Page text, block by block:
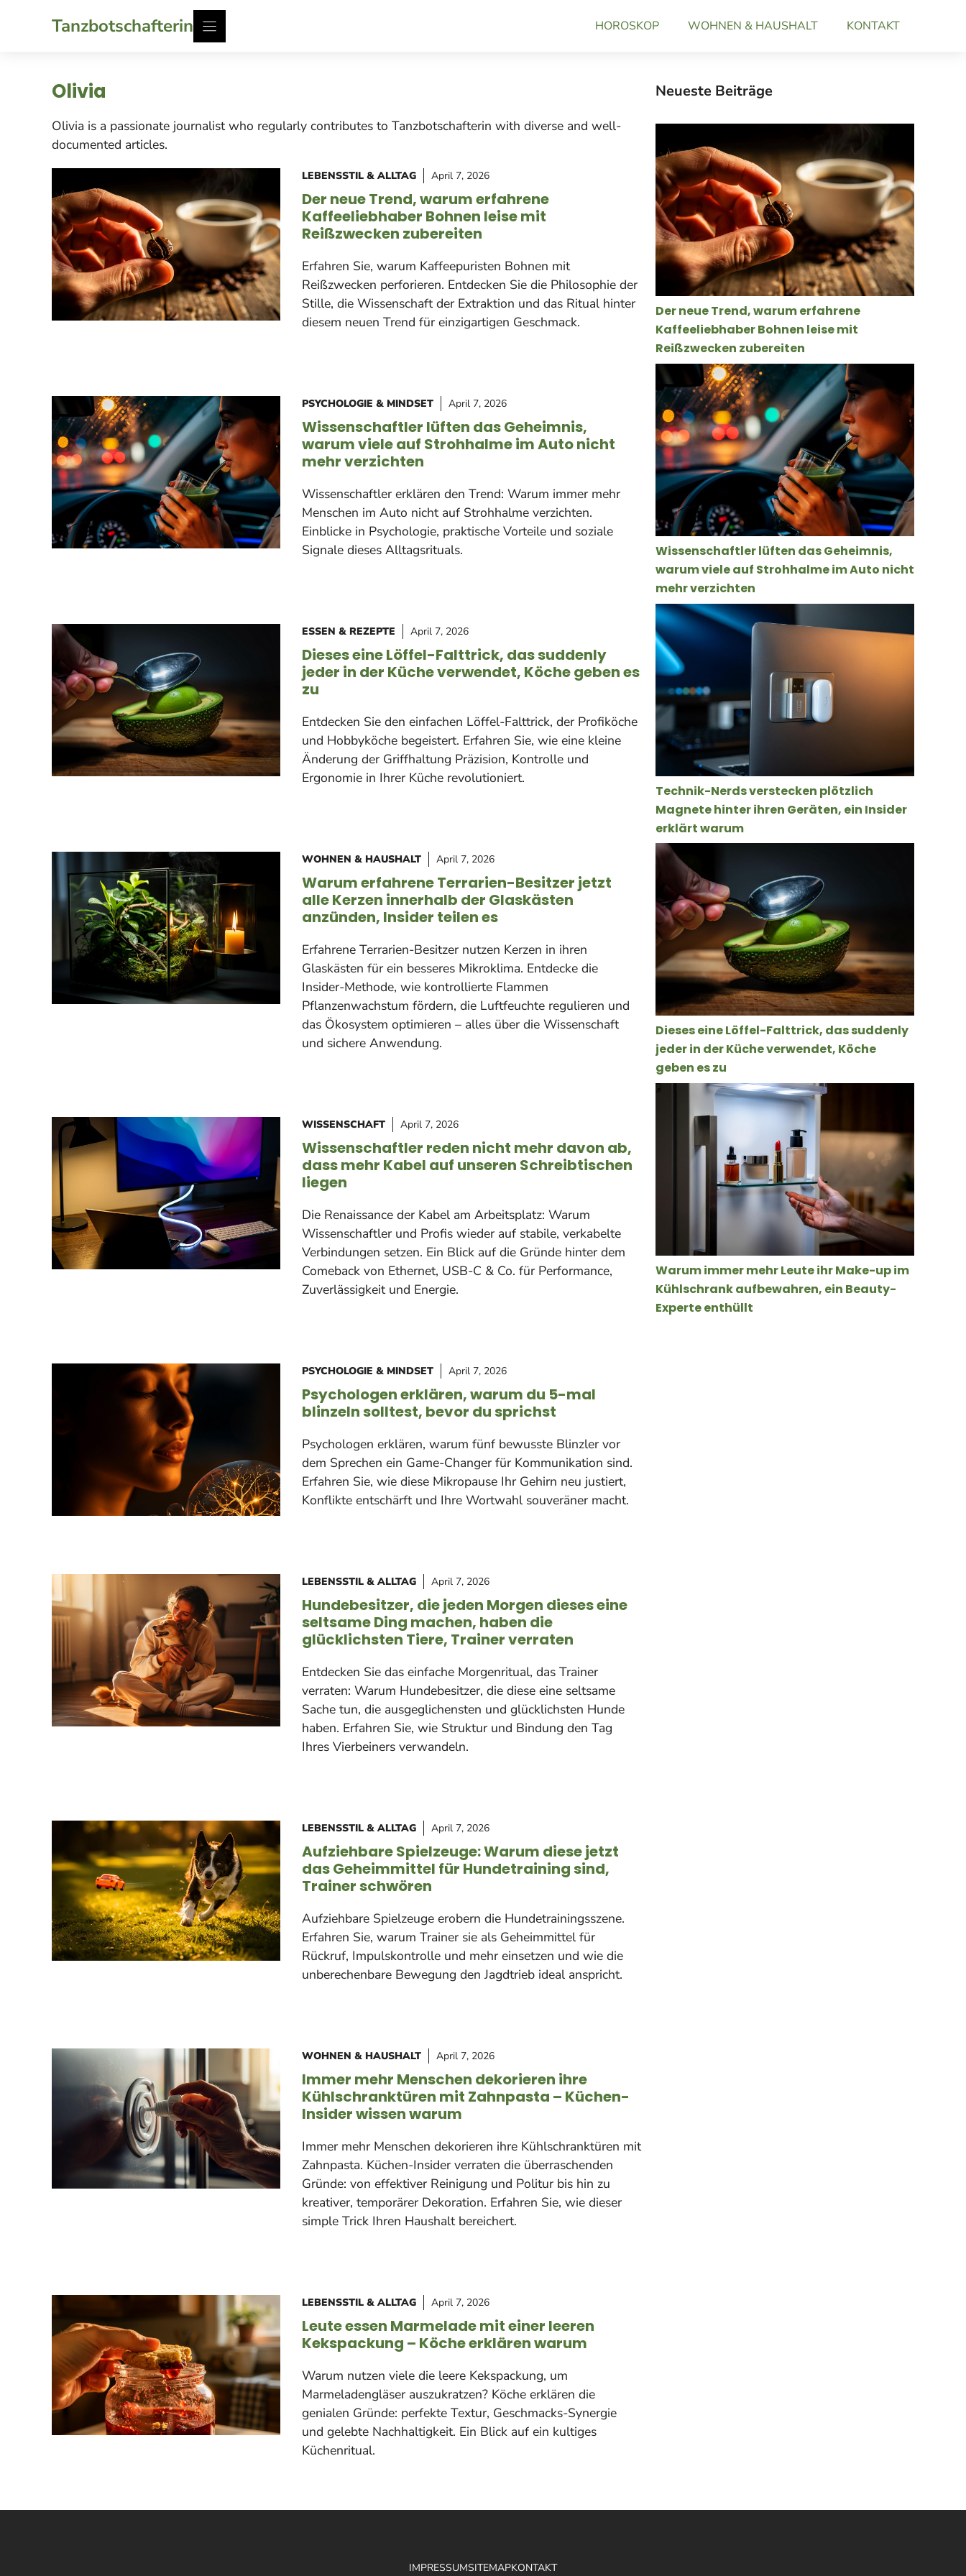
Tanzbotschafterin HOROSKOP WOHNEN & HAUSHALT KONTAKT
Olivia
Olivia is a passionate journalist who regularly contributes to Tanzbotschafterin with diverse and well-
documented articles.
LEBENSSTIL & ALLTAG April 7, 2026
Der neue Trend, warum erfahrene
Kaffeeliebhaber Bohnen leise mit
Reißzwecken zubereiten
Erfahren Sie, warum Kaffeepuristen Bohnen mit
Reißzwecken perforieren. Entdecken Sie die Philosophie der
Stille, die Wissenschaft der Extraktion und das Ritual hinter
diesem neuen Trend für einzigartigen Geschmack.
PSYCHOLOGIE & MINDSET April 7, 2026
Wissenschaftler lüften das Geheimnis,
warum viele auf Strohhalme im Auto nicht
mehr verzichten
Wissenschaftler erklären den Trend: Warum immer mehr
Menschen im Auto nicht auf Strohhalme verzichten.
Einblicke in Psychologie, praktische Vorteile und soziale
Signale dieses Alltagsrituals.
ESSEN & REZEPTE April 7, 2026
Dieses eine Löffel-Falttrick, das suddenly
jeder in der Küche verwendet, Köche geben es
zu
Entdecken Sie den einfachen Löffel-Falttrick, der Profiköche
und Hobbyköche begeistert. Erfahren Sie, wie eine kleine
Änderung der Griffhaltung Präzision, Kontrolle und
Ergonomie in Ihrer Küche revolutioniert.
WOHNEN & HAUSHALT April 7, 2026
Warum erfahrene Terrarien-Besitzer jetzt
alle Kerzen innerhalb der Glaskästen
anzünden, Insider teilen es
Erfahrene Terrarien-Besitzer nutzen Kerzen in ihren
Glaskästen für ein besseres Mikroklima. Entdecke die
Insider-Methode, wie kontrollierte Flammen
Pflanzenwachstum fördern, die Luftfeuchte regulieren und
das Ökosystem optimieren – alles über die Wissenschaft
und sichere Anwendung.
WISSENSCHAFT April 7, 2026
Wissenschaftler reden nicht mehr davon ab,
dass mehr Kabel auf unseren Schreibtischen
liegen
Die Renaissance der Kabel am Arbeitsplatz: Warum
Wissenschaftler und Profis wieder auf stabile, verkabelte
Verbindungen setzen. Ein Blick auf die Gründe hinter dem
Comeback von Ethernet, USB-C & Co. für Performance,
Zuverlässigkeit und Energie.
PSYCHOLOGIE & MINDSET April 7, 2026
Psychologen erklären, warum du 5-mal
blinzeln solltest, bevor du sprichst
Psychologen erklären, warum fünf bewusste Blinzler vor
dem Sprechen ein Game-Changer für Kommunikation sind.
Erfahren Sie, wie diese Mikropause Ihr Gehirn neu justiert,
Konflikte entschärft und Ihre Wortwahl souveräner macht.
LEBENSSTIL & ALLTAG April 7, 2026
Hundebesitzer, die jeden Morgen dieses eine
seltsame Ding machen, haben die
glücklichsten Tiere, Trainer verraten
Entdecken Sie das einfache Morgenritual, das Trainer
verraten: Warum Hundebesitzer, die diese eine seltsame
Sache tun, die ausgeglichensten und glücklichsten Hunde
haben. Erfahren Sie, wie Struktur und Bindung den Tag
Ihres Vierbeiners verwandeln.
LEBENSSTIL & ALLTAG April 7, 2026
Aufziehbare Spielzeuge: Warum diese jetzt
das Geheimmittel für Hundetraining sind,
Trainer schwören
Aufziehbare Spielzeuge erobern die Hundetrainingsszene.
Erfahren Sie, warum Trainer sie als Geheimmittel für
Rückruf, Impulskontrolle und mehr einsetzen und wie die
unberechenbare Bewegung den Jagdtrieb ideal anspricht.
WOHNEN & HAUSHALT April 7, 2026
Immer mehr Menschen dekorieren ihre
Kühlschranktüren mit Zahnpasta – Küchen-
Insider wissen warum
Immer mehr Menschen dekorieren ihre Kühlschranktüren mit
Zahnpasta. Küchen-Insider verraten die überraschenden
Gründe: von effektiver Reinigung und Politur bis hin zu
kreativer, temporärer Dekoration. Erfahren Sie, wie dieser
simple Trick Ihren Haushalt bereichert.
LEBENSSTIL & ALLTAG April 7, 2026
Leute essen Marmelade mit einer leeren
Kekspackung – Köche erklären warum
Warum nutzen viele die leere Kekspackung, um
Marmeladengläser auszukratzen? Köche erklären die
genialen Gründe: perfekte Textur, Geschmacks-Synergie
und gelebte Nachhaltigkeit. Ein Blick auf ein kultiges
Küchenritual.
Neueste Beiträge
Der neue Trend, warum erfahrene
Kaffeeliebhaber Bohnen leise mit
Reißzwecken zubereiten
Wissenschaftler lüften das Geheimnis,
warum viele auf Strohhalme im Auto nicht
mehr verzichten
Technik-Nerds verstecken plötzlich
Magnete hinter ihren Geräten, ein Insider
erklärt warum
Dieses eine Löffel-Falttrick, das suddenly
jeder in der Küche verwendet, Köche
geben es zu
Warum immer mehr Leute ihr Make-up im
Kühlschrank aufbewahren, ein Beauty-
Experte enthüllt
IMPRESSUMSITEMAPKONTAKT